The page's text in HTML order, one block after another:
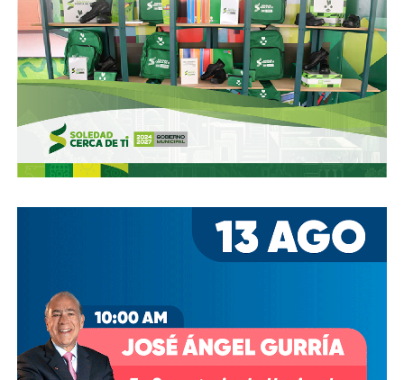
Ya aprovechando,revisen las señales de tránsito de la
zona, que necesitan mantenimiento, y luego dense una
vuelta por la ciudad:hay banquetas que son
estacionamientos, hay ciclovías intransitables, hay
peatones en riesgoporque los conductores no siguen el
reglamento.
En pocas palabras,bajemos todos la velocidad… en
Arrancó la carrera, todos la van perdiendo |